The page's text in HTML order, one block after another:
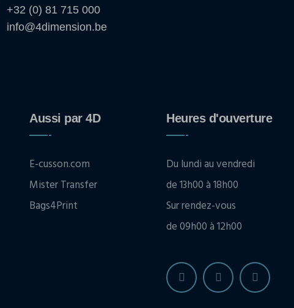
+32 (0) 81 715 000
info@4dimension.be
Aussi par 4D
E-cusson.com
Mister Transfer
Bags4Print
Heures d'ouverture
Du lundi au vendredi
de 13h00 à 18h00
Sur rendez-vous
de 09h00 à 12h00